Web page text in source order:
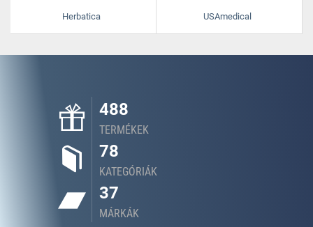
Herbatica USAmedical
488
TERMÉKEK
78
KATEGÓRIÁK
37
MÁRKÁK